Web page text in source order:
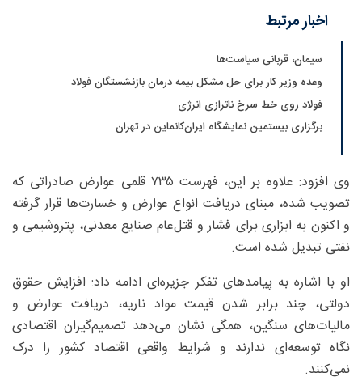
اخبار مرتبط
سیمان، قربانی سیاست‌ها
وعده وزیر کار برای حل مشکل بیمه درمان بازنشستگان فولاد
فولاد روی خط سرخ ناترازی انرژی
برگزاری بیستمین نمایشگاه ایران‌کانماین در تهران
وی افزود: علاوه بر این، فهرست ۷۳۵ قلمی عوارض صادراتی که
تصویب شده، مبنای دریافت انواع عوارض و خسارت‌ها قرار گرفته
و اکنون به ابزاری برای فشار و قتل‌عام صنایع معدنی، پتروشیمی و
نفتی تبدیل شده است.
او با اشاره به پیامدهای تفکر جزیره‌ای ادامه داد: افزایش حقوق
دولتی، چند برابر شدن قیمت مواد ناریه، دریافت عوارض و
مالیات‌های سنگین، همگی نشان می‌دهد تصمیم‌گیران اقتصادی
نگاه توسعه‌ای ندارند و شرایط واقعی اقتصاد کشور را درک
نمی‌کنند.